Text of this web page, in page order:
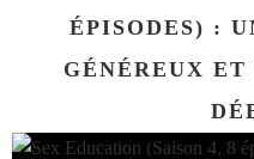
ÉPISODES) :
GÉNÉREUX ET